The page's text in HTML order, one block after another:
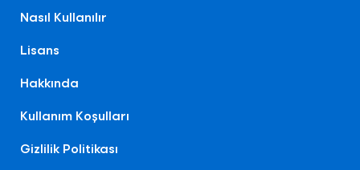
Nasıl Kullanılır
Lisans
Hakkında
Kullanım Koşulları
Gizlilik Politikası